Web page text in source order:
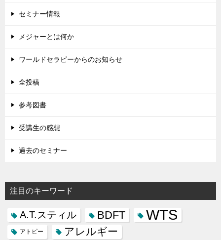
セミナー情報
メジャーとは何か
ワールドセラピーからのお知らせ
全投稿
参考図書
受講生の感想
過去のセミナー
注目のキーワード
A.T.スティル BDFT WTS
アトピー アレルギー